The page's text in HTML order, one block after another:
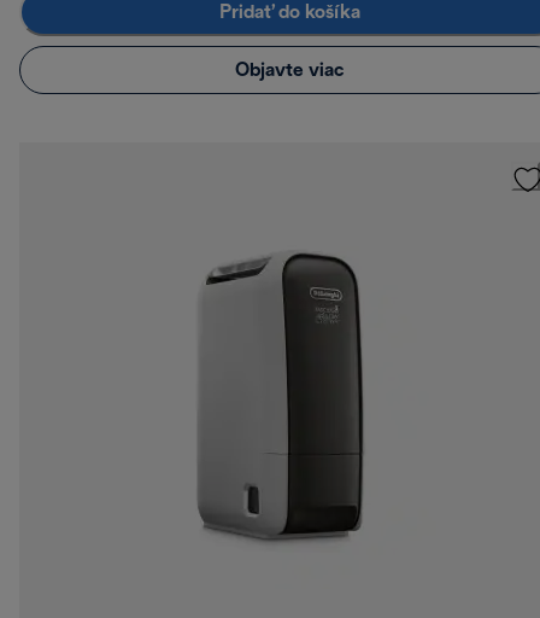
Pridať do košíka
Objavte viac